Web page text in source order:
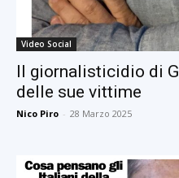
Video Social
Il giornalisticidio di
delle sue vittime
Nico Piro - 28 Marzo 2025